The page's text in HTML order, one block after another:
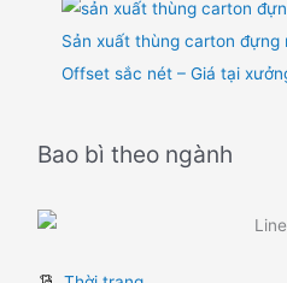
Sản xuất thùng carton đựng
Offset sắc nét – Giá tại
Bao bì theo ngành